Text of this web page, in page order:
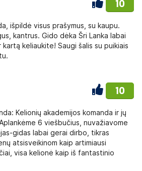
10
išpildė visus prašymus, su kaupu.
kantrus. Gido dėka Šri Lanka labai
keliaukite! Saugi šalis su puikiais
10
Kelionių akademijos komanda ir jų
6 viešbučius, nuvažiavome
gidas labai gerai dirbo, tikras
atsisveikinom kaip artimiausi
visa kelionė kaip iš fantastinio